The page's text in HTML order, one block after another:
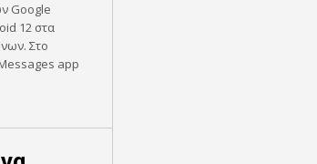
Google
12 στα
Στο
app